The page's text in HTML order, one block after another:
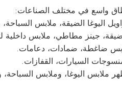
واسع في مختلف الصناعات:
اليوغا الضيقة، ملابس
جينز مطاطي، ملابس داخلية
ضاغطة، ضمادات، دعامات.
السيارات، القفازات.
اليوغا، وملابس